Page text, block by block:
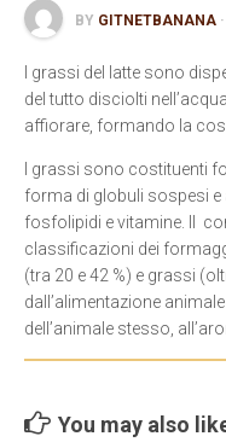
BY GITNETBANANA
I grassi del latte sono
del tutto disciolti
affiorare, formando la
I grassi sono costituenti
forma di globuli sospesi
fosfolipidi e vitamine. Il
classificazioni dei
(tra 20 e 42 %) e grassi
dall’alimentazione
dell’animale stesso,
You may also